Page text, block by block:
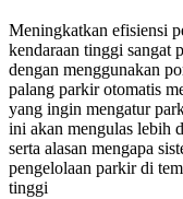
Meningkatkan efisiensi
kendaraan tinggi sangat
dengan menggunakan
palang parkir otomatis
yang ingin mengatur
ini akan mengulas lebih
serta alasan mengapa
pengelolaan parkir di
tinggi